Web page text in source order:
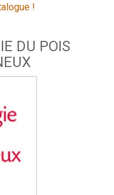
!
DU POIS